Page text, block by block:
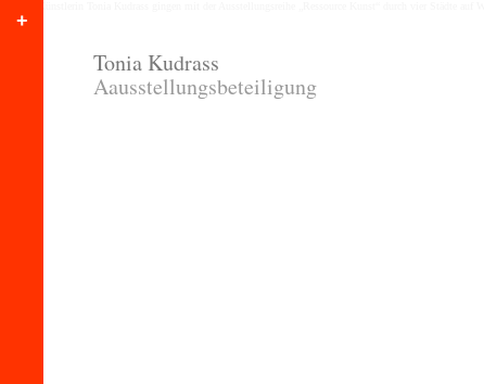
+
Tonia Kudrass
Aausstellungsbeteiligung
×
×